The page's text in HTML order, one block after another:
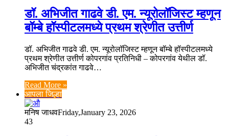
डॉ. अभिजीत गाढवे डी. एम. न्यूरोलॉजिस्ट म्हणून
बॉम्बे हॉस्पीटलमध्ये प्रथम श्रेणीत उत्तीर्ण
डॉ. अभिजीत गाढवे डी. एम. न्यूरोलॉजिस्ट म्हणून बॉम्बे हॉस्पीटलमध्ये
प्रथम श्रेणीत उत्तीर्ण कोपरगांव प्रतिनिधी – कोपरगांव येथील डॉ.
अभिजीत चंद्रकांत गाढवे…
Read More »
आपला जिल्हा
मनिष जाधवFriday,January 23, 2026
43